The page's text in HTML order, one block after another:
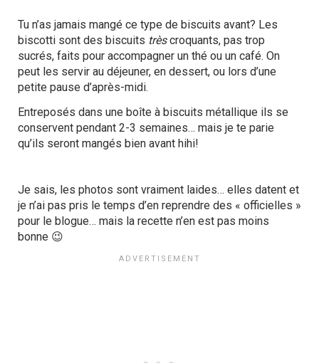
Tu n’as jamais mangé ce type de biscuits avant? Les
biscotti sont des biscuits trèscroquants, pas trop
sucrés, faits pour accompagner un thé ou un café. On
peut les servir au déjeuner, en dessert, ou lors d’une
petite pause d’après-midi.
Entreposés dans une boîte à biscuits métallique ils se
conservent pendant 2-3 semaines… mais je te parie
qu’ils seront mangés bien avant hihi!
Je sais, les photos sont vraiment laides… elles datent et
je n’ai pas pris le temps d’en reprendre des « officielles »
pour le blogue… mais la recette n’en est pas moins
bonne 😉